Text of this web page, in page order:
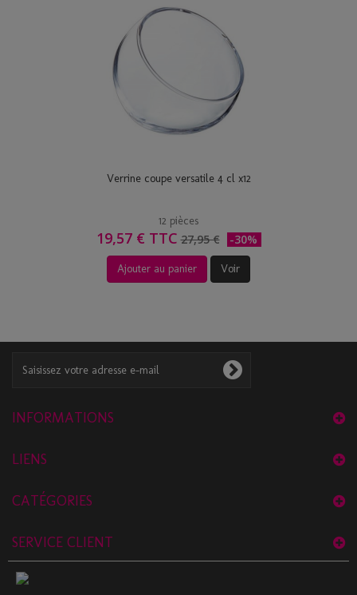
Verrine coupe versatile 4 cl x12
12 pièces
19,57 € TTC 27,95 € -30%
Ajouter au panier Voir
INFORMATIONS
LIENS
CATÉGORIES
SERVICE CLIENT